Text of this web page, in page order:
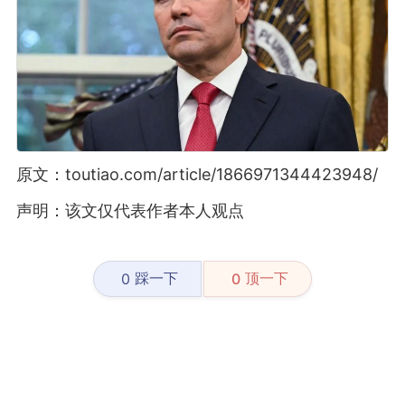
原文：toutiao.com/article/1866971344423948/
声明：该文仅代表作者本人观点
0 踩一下 0 顶一下